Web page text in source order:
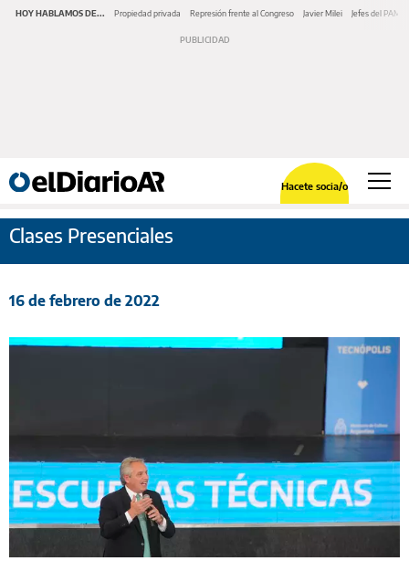
HOY HABLAMOS DE... Propiedad privada Represión frente al Congreso Javier Milei Jefes del PAMI
Hacete socia/o
Clases Presenciales
16 de febrero de 2022